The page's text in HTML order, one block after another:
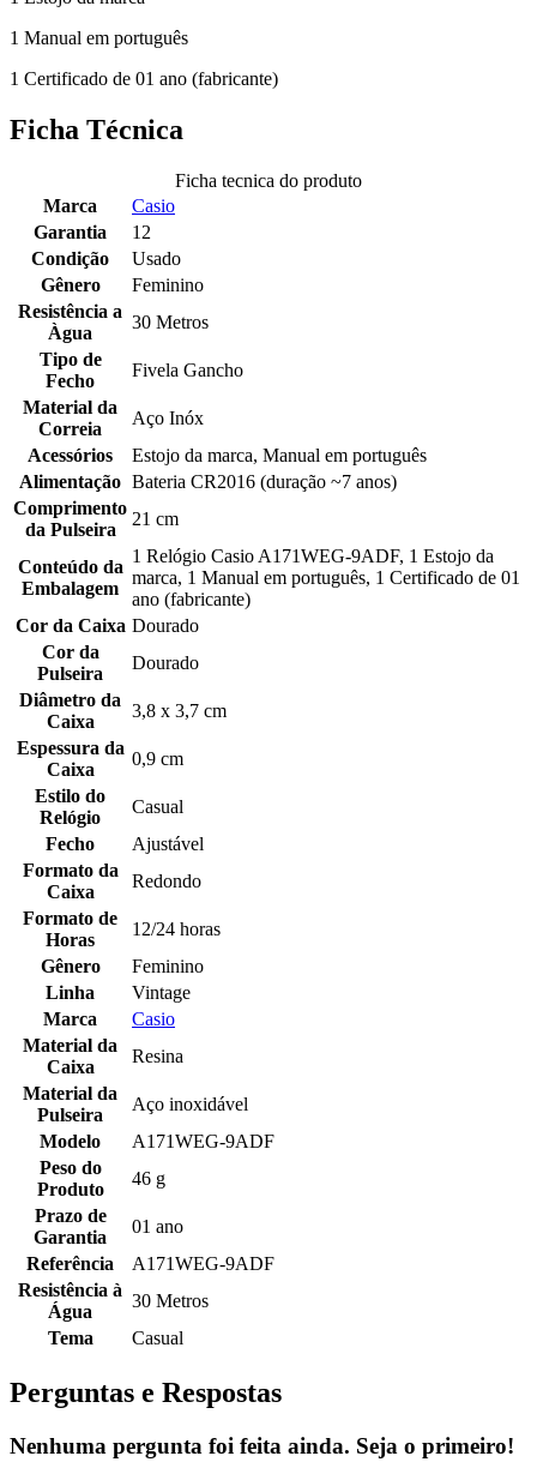
1 Manual em português
1 Certificado de 01 ano (fabricante)
Ficha Técnica
Ficha tecnica do produto
Marca
Casio
Garantia
12
Condição
Usado
Gênero
Feminino
Resistência a
Àgua
30 Metros
Tipo de
Fecho
Fivela Gancho
Material da
Correia
Aço Inóx
Acessórios
Estojo da marca, Manual em português
Alimentação Bateria CR2016 (duração ~7 anos)
Comprimento
da Pulseira
21 cm
Conteúdo da
Embalagem
1 Relógio Casio A171WEG-9ADF, 1 Estojo da
marca, 1 Manual em português, 1 Certificado de 01
ano (fabricante)
Cor da Caixa Dourado
Cor da
Pulseira
Dourado
Diâmetro da
Caixa
3,8 x 3,7 cm
Espessura da
Caixa
0,9 cm
Estilo do
Relógio
Casual
Fecho
Ajustável
Formato da
Caixa
Redondo
Formato de
Horas
12/24 horas
Gênero
Feminino
Linha
Vintage
Marca
Casio
Material da
Caixa
Resina
Material da
Pulseira
Aço inoxidável
Modelo
A171WEG-9ADF
Peso do
Produto
46 g
Prazo de
Garantia
01 ano
Referência
A171WEG-9ADF
Resistência à
Água
30 Metros
Tema
Casual
Perguntas e Respostas
Nenhuma pergunta foi feita ainda. Seja o primeiro!